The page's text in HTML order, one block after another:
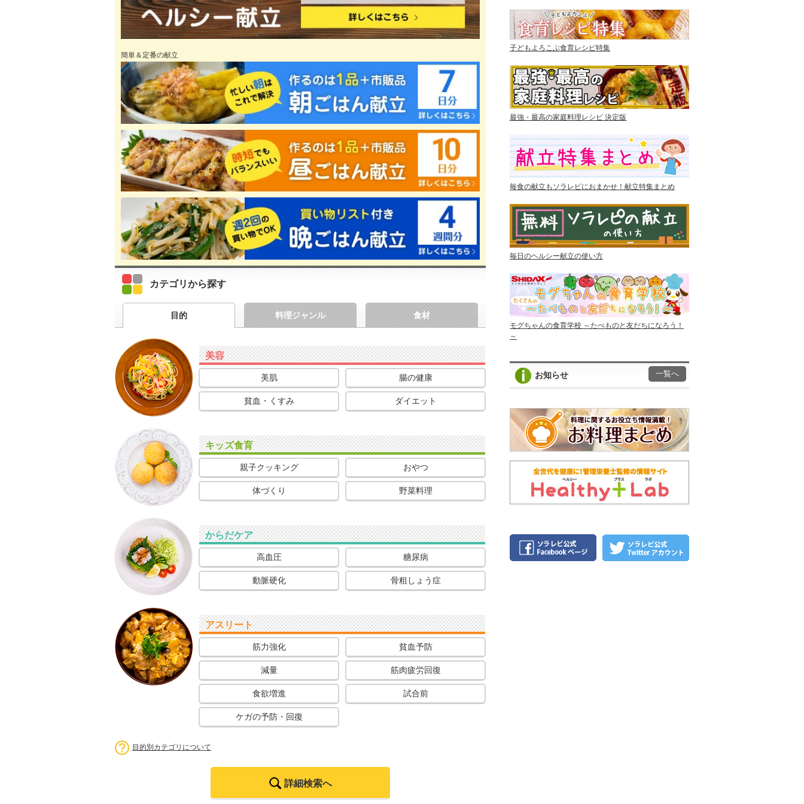
簡単＆定番の献立
カテゴリから探す
目的 料理ジャンル 食材
美容
美肌 腸の健康
貧血・くすみ ダイエット
キッズ食育
親子クッキング おやつ
体づくり 野菜料理
からだケア
高血圧 糖尿病
動脈硬化 骨粗しょう症
アスリート
筋力強化 貧血予防
減量 筋肉疲労回復
食欲増進 試合前
ケガの予防・回復
目的別カテゴリについて
詳細検索へ
子どもよろこぶ食育レシピ特集
最強・最高の家庭料理レシピ 決定版
毎食の献立もソラレピにおまかせ！献立特集まとめ
毎日のヘルシー献立の使い方
モグちゃんの食育学校 ～たべものと友だちになろう！
～
お知らせ 一覧へ